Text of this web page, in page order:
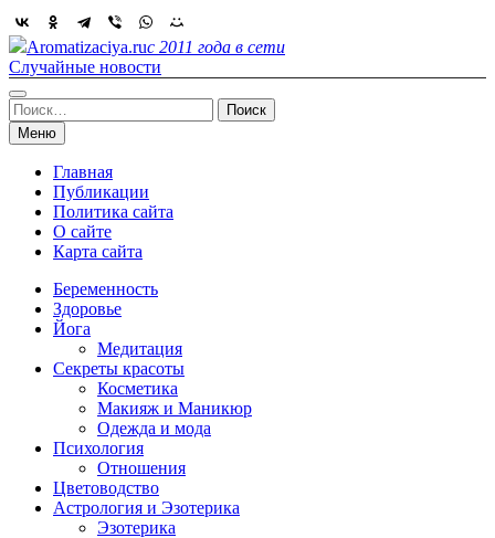
Skip
to
content
Aromatizaciya.ruс 2011 года в сети
Случайные новости
Найти:
Меню
Главная
Публикации
Политика сайта
О сайте
Карта сайта
Беременность
Здоровье
Йога
Медитация
Секреты красоты
Косметика
Макияж и Маникюр
Одежда и мода
Психология
Отношения
Цветоводство
Астрология и Эзотерика
Эзотерика